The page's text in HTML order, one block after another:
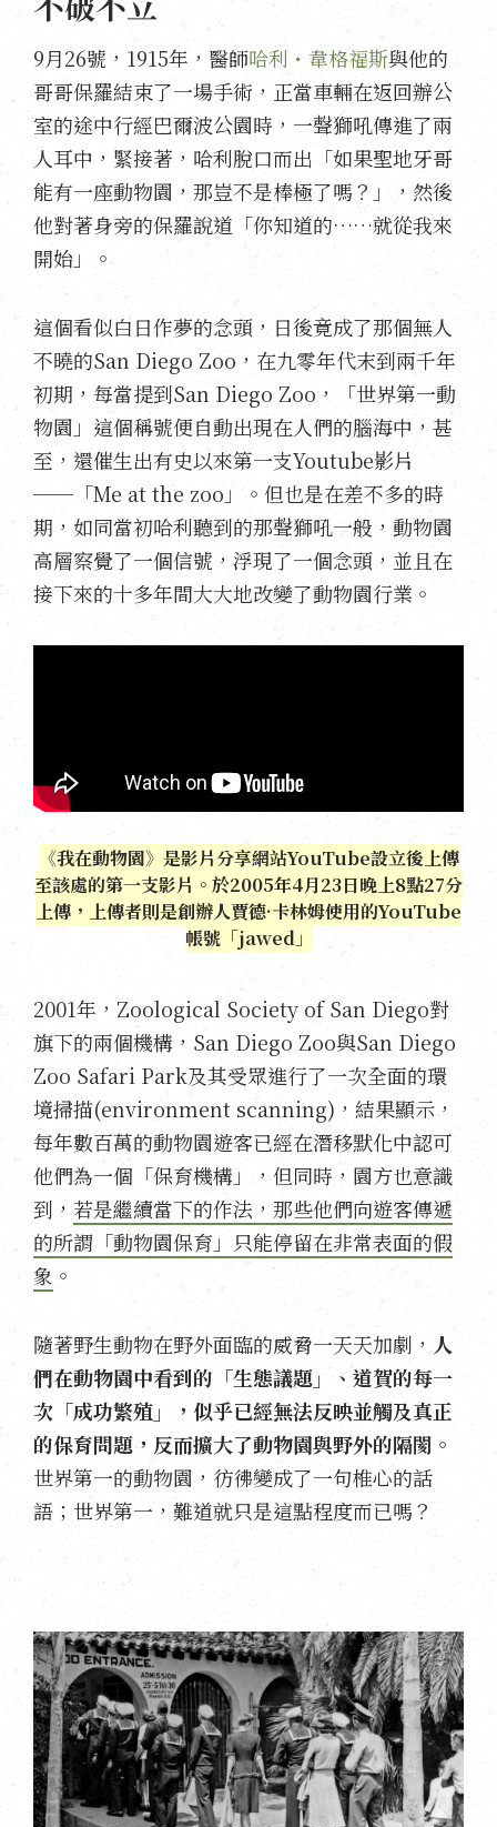
9月26號，1915年，醫師哈利・韋格福斯與他的
哥哥保羅結束了一場手術，正當車輛在返回辦公
室的途中行經巴爾波公園時，一聲獅吼傳進了兩
人耳中，緊接著，哈利脫口而出「如果聖地牙哥
能有一座動物園，那豈不是棒極了嗎？」，然後
他對著身旁的保羅說道「你知道的……就從我來
開始」。
這個看似白日作夢的念頭，日後竟成了那個無人
不曉的San Diego Zoo，在九零年代末到兩千年
初期，每當提到San Diego Zoo，「世界第一動
物園」這個稱號便自動出現在人們的腦海中，甚
至，還催生出有史以來第一支Youtube影片
──「Me at the zoo」。但也是在差不多的時
期，如同當初哈利聽到的那聲獅吼一般，動物園
高層察覺了一個信號，浮現了一個念頭，並且在
接下來的十多年間大大地改變了動物園行業。
《我在動物園》是影片分享網站YouTube設立後上傳
至該處的第一支影片。於2005年4月23日晚上8點27分
上傳，上傳者則是創辦人賈德·卡林姆使用的YouTube
帳號「jawed」
2001年，Zoological Society of San Diego對
旗下的兩個機構，San Diego Zoo與San Diego
Zoo Safari Park及其受眾進行了一次全面的環
境掃描(environment scanning)，結果顯示，
每年數百萬的動物園遊客已經在潛移默化中認可
他們為一個「保育機構」，但同時，園方也意識
到， 若是繼續當下的作法，那些他們向遊客傳遞
的所謂「動物園保育」只能停留在非常表面的假
象 。
隨著野生動物在野外面臨的威脅一天天加劇， 人
們在動物園中看到的「生態議題」、道賀的每一
次「成功繁殖」，似乎已經無法反映並觸及真正
的保育問題，反而擴大了動物園與野外的隔閡。
世界第一的動物園，彷彿變成了一句椎心的話
語；世界第一，難道就只是這點程度而已嗎？